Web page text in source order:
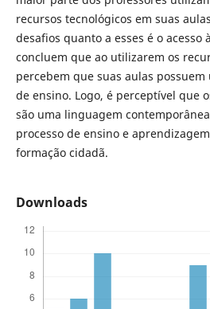
recursos tecnológicos em suas
desafios quanto a esses é o acesso
concluem que ao utilizarem os
percebem que suas aulas
de ensino. Logo, é perceptível que
são uma linguagem
processo de ensino e
formação cidadã.
Downloads